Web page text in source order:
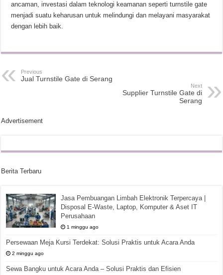
ancaman, investasi dalam teknologi keamanan seperti turnstile gate
menjadi suatu keharusan untuk melindungi dan melayani masyarakat
dengan lebih baik.
Previous
Jual Turnstile Gate di Serang
Next
Supplier Turnstile Gate di
Serang
Advertisement
Berita Terbaru
Jasa Pembuangan Limbah Elektronik Terpercaya |
Disposal E-Waste, Laptop, Komputer & Aset IT
Perusahaan
1 minggu ago
Persewaan Meja Kursi Terdekat: Solusi Praktis untuk Acara Anda
2 minggu ago
Sewa Bangku untuk Acara Anda – Solusi Praktis dan Efisien